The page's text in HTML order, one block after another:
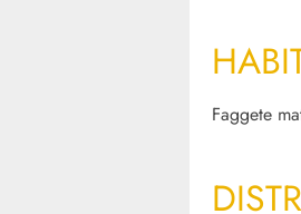
Faggete